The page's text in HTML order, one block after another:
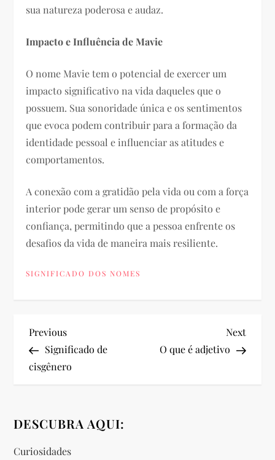
sua natureza poderosa e audaz.
Impacto e Influência de Mavie
O nome Mavie tem o potencial de exercer um
impacto significativo na vida daqueles que o
possuem. Sua sonoridade única e os sentimentos
que evoca podem contribuir para a formação da
identidade pessoal e influenciar as atitudes e
comportamentos.
A conexão com a gratidão pela vida ou com a força
interior pode gerar um senso de propósito e
confiança, permitindo que a pessoa enfrente os
desafios da vida de maneira mais resiliente.
SIGNIFICADO DOS NOMES
N
a
e
g
Previous
Post
Previous
Significado de
cisgênero
Next
Post
Next
O que é adjetivo
DESCUBRA AQUI:
Curiosidades